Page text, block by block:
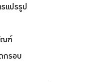
แปรรูป
ณฑ์
กรอบ